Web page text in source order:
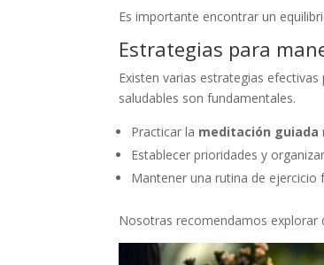
Es importante encontrar un
Estrategias para
Existen varias estrategias
saludables son fundamentales.
Practicar la meditación guiada
Establecer prioridades y
Mantener una rutina de ejercicio
Nosotras recomendamos explorar